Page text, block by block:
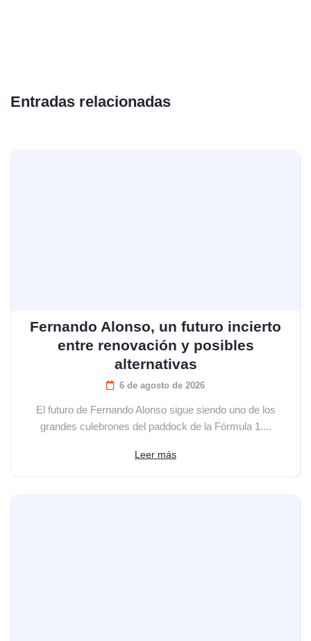
Entradas relacionadas
Fernando Alonso, un futuro incierto
entre renovación y posibles
alternativas
6 de agosto de 2026
El futuro de Fernando Alonso sigue siendo uno de los
grandes culebrones del paddock de la Fórmula 1....
Leer más